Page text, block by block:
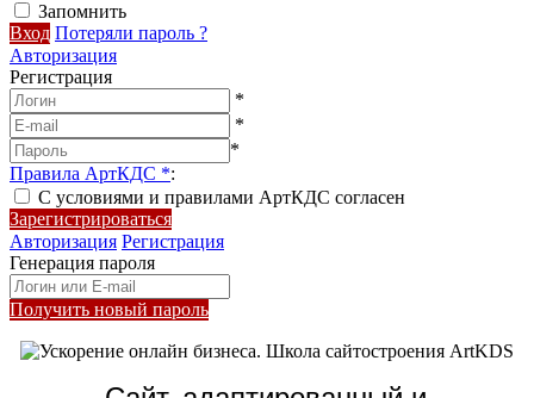
Запомнить
Вход Потеряли пароль ?
Авторизация
Регистрация
*
*
*
Правила АртКДС *:
С условиями и правилами АртКДС согласен
Зарегистрироваться
Авторизация Регистрация
Генерация пароля
Получить новый пароль